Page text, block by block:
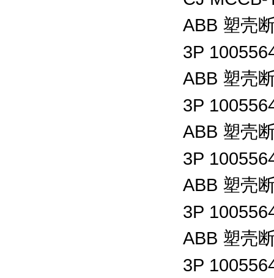
ABB 塑壳
3P
ABB 塑壳
3P
ABB 塑壳
3P
ABB 塑壳
3P
ABB 塑壳
3P